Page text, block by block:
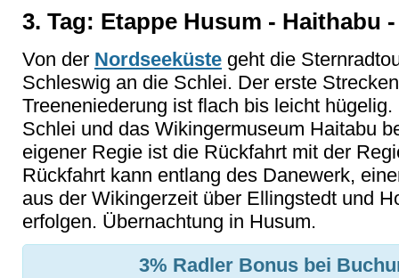
3. Tag: Etappe Husum - Haithabu
Von der Nordseeküste geht die
Schleswig an die Schlei. Der erste
Treeneniederung ist flach bis leicht
Schlei und das Wikingermuseum Haitabu
eigener Regie ist die Rückfahrt mit der
Rückfahrt kann entlang des Danewerk,
aus der Wikingerzeit über Ellingstedt und
erfolgen. Übernachtung in Husum.
3% Radler Bonus bei